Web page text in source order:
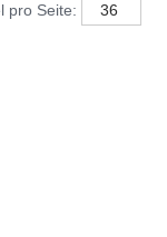
pro Seite: